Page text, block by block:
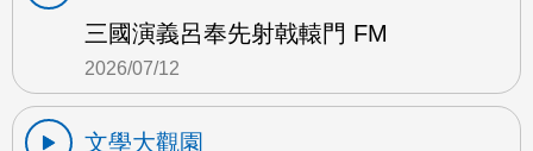
三國演義呂奉先射戟轅門 FM
2026/07/12
文學大觀園